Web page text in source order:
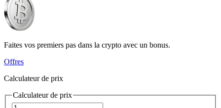
Faites vos premiers pas dans la crypto avec un bonus.
Offres
Calculateur de prix
Calculateur de prix